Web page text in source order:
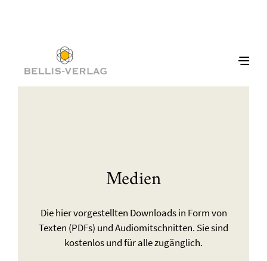
Medien
Die hier vorgestellten Downloads in Form von
Texten (PDFs) und Audiomitschnitten. Sie sind
kostenlos und für alle zugänglich.